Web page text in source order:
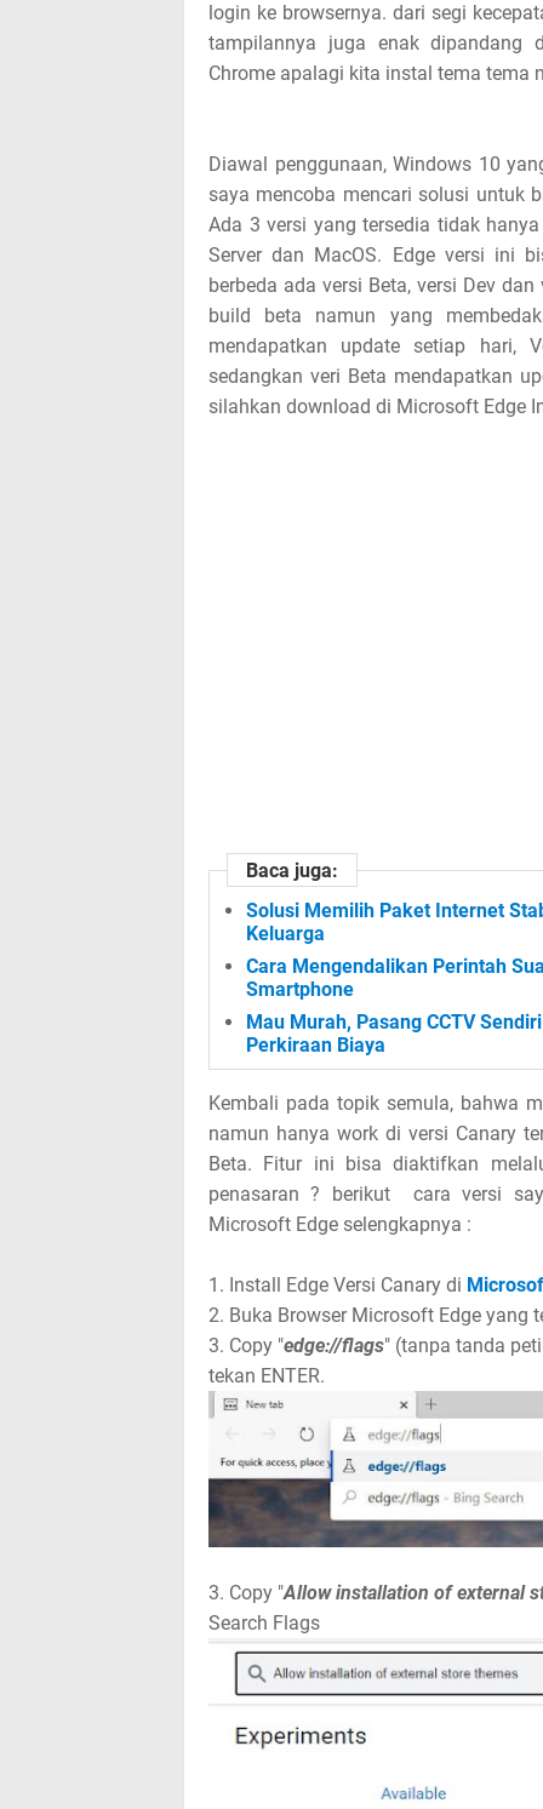
o
p
l
a
login ke browsernya. dari segi
tampilannya juga enak dipandang
Chrome apalagi kita instal tema tema
Diawal penggunaan, Windows 10
saya mencoba mencari solusi untuk
Ada 3 versi yang tersedia tidak
Server dan MacOS. Edge versi ini
berbeda ada versi Beta, versi Dev
build beta namun yang
mendapatkan update setiap hari,
sedangkan veri Beta mendapatkan
silahkan download di Microsoft Edge
Baca juga:
Solusi Memilih Paket Internet
Keluarga
Cara Mengendalikan Perintah
Smartphone
Mau Murah, Pasang CCTV
Perkiraan Biaya
Kembali pada topik semula, bahwa
namun hanya work di versi Canary
Beta. Fitur ini bisa diaktifkan
penasaran ? berikut cara versi
Microsoft Edge selengkapnya :
1. Install Edge Versi Canary di
2. Buka Browser Microsoft Edge yang
3. Copy "edge://flags" (tanpa tanda
tekan ENTER.
3. Copy "Allow installation of external
Search Flags